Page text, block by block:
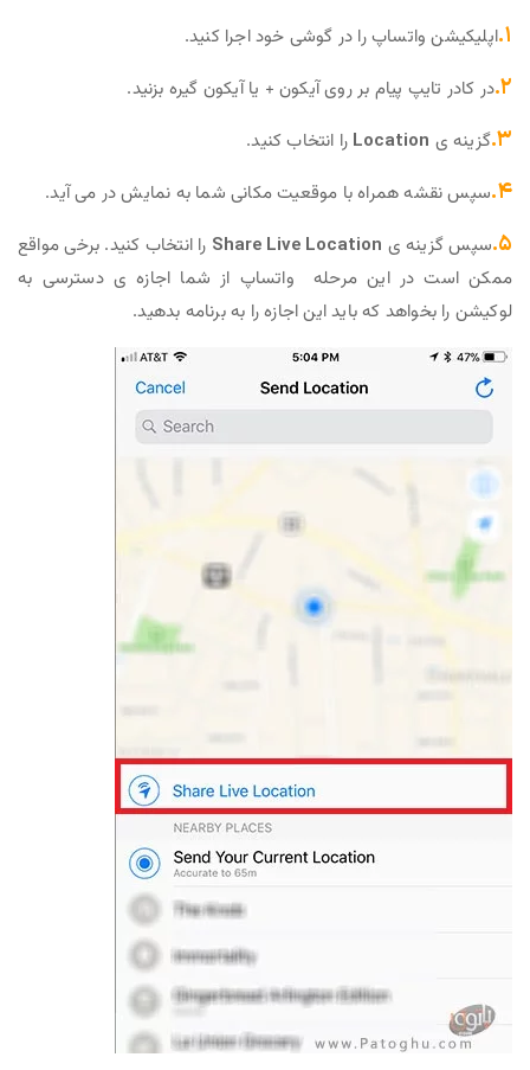
۱. اپلیکیشن واتساپ را در گوشی خود اجرا کنید.
۲. در کادر تایپ پیام بر روی آیکون + یا آیکون گیره بزنید.
۳. گزینه ی Location را انتخاب کنید.
۴. سپس نقشه همراه با موقعیت مکانی شما به نمایش در می آید.
۵. سپس گزینه ی Share Live Location را انتخاب کنید. برخی مواقع
ممکن است در این مرحله واتساپ از شما اجازه ی دسترسی به
لوکیشن را بخواهد که باید این اجازه را به برنامه بدهید.